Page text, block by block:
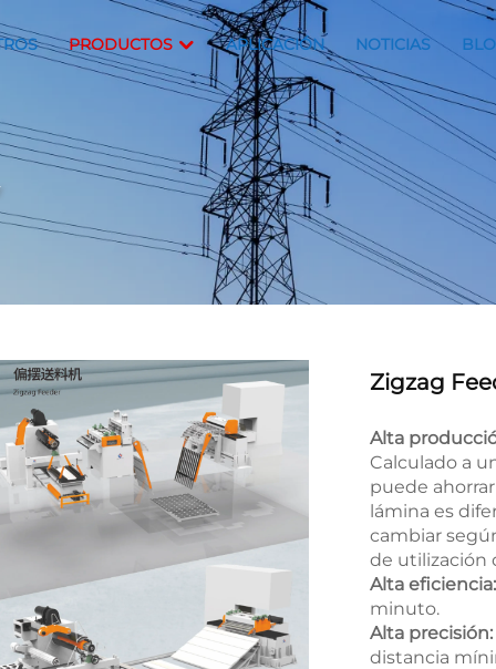
PRODUCTOS APLICACIÓN NOTICIAS
Zigzag
Alta
Calculado a
puede
lámina es
cambiar
de utilización
Alta
minuto.
Alta precisión:
distancia